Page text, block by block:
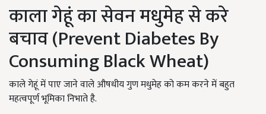
काला गेहूं का सेवन मधुमेह से करे
बचाव (Prevent Diabetes By
Consuming Black Wheat)
काले गेहूं में पाए जाने वाले औषधीय गुण मधुमेह को कम करने में बहुत
महत्वपूर्ण भूमिका निभाते है.